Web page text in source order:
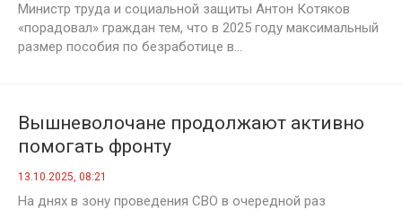
Министр труда и социальной защиты Антон Котяков
«порадовал» граждан тем, что в 2025 году максимальный
размер пособия по безработице в...
Вышневолочане продолжают активно
помогать фронту
13.10.2025, 08:21
На днях в зону проведения СВО в очередной раз